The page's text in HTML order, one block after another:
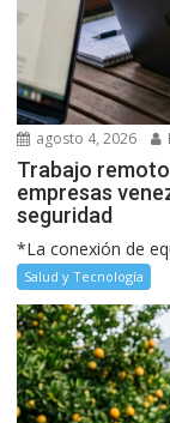
agosto 4, 2026
Trabajo
empresas
seguridad
*La conexión de
Salud y Tecnología